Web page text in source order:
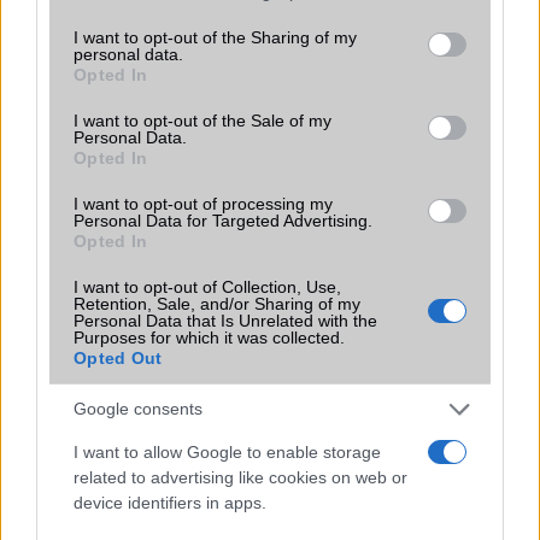
not limited to your visit or usage behaviour. You may click to
grant or deny consent to Google and its third-party tags to
use your data for below specified purposes in below Google
consent section.
I want to opt-out of the Sharing of my
personal data.
Opted In
I want to opt-out of the Sale of my
Personal Data.
Opted In
I want to opt-out of processing my
Personal Data for Targeted Advertising.
Opted In
I want to opt-out of Collection, Use,
Retention, Sale, and/or Sharing of my
Personal Data that Is Unrelated with the
Purposes for which it was collected.
Opted Out
Google consents
I want to allow Google to enable storage
related to advertising like cookies on web or
device identifiers in apps.
Globális
Funkciók Nincs
felszereltségû és
funkcionalitású változat!
Limited Edition Nincs
N/A = Nincs adat. Legutóbbi frissítés: 2026-07-13 19:00:00
Új és Használt GSM kiemelt ajánlatok